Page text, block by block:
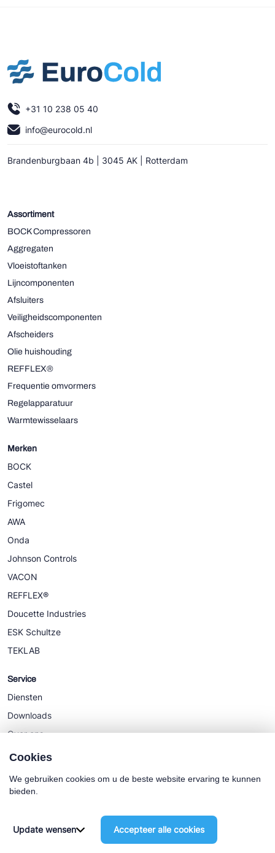
+31 10 238 05 40
info@eurocold.nl
Brandenburgbaan 4b | 3045 AK | Rotterdam
Assortiment
BOCK Compressoren
Aggregaten
Vloeistoftanken
Lijncomponenten
Afsluiters
Veiligheidscomponenten
Afscheiders
Olie huishouding
REFFLEX®
Frequentie omvormers
Regelapparatuur
Warmtewisselaars
Merken
BOCK
Castel
Frigomec
AWA
Onda
Johnson Controls
VACON
REFFLEX®
Doucette Industries
ESK Schultze
TEKLAB
Service
Diensten
Downloads
Over ons
Nieuws
Algemene Voorwaarden
Cookies
We gebruiken cookies om u de beste website ervaring te kunnen
bieden.
Update wensen Accepteer alle cookies